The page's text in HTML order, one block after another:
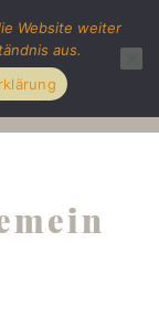
Website weiter
aus.